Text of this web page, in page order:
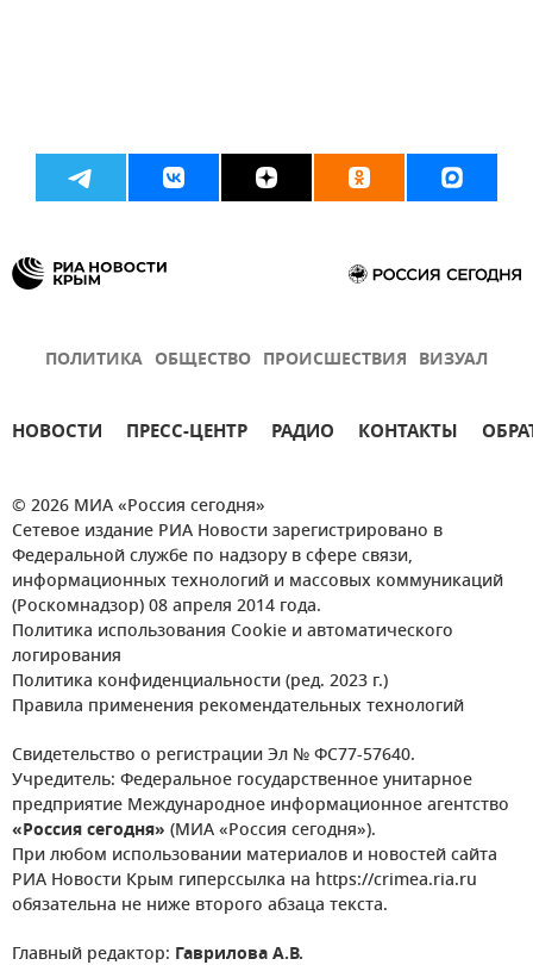
ПОЛИТИКА ОБЩЕСТВО ПРОИСШЕСТВИЯ ВИЗУАЛ
НОВОСТИ ПРЕСС-ЦЕНТР РАДИО КОНТАКТЫ
© 2026 МИА «Россия сегодня»
Сетевое издание РИА Новости зарегистрировано в
Федеральной службе по надзору в сфере связи,
информационных технологий и массовых коммуникаций
(Роскомнадзор) 08 апреля 2014 года.
Политика использования Cookie и автоматического
логирования
Политика конфиденциальности (ред. 2023 г.)
Правила применения рекомендательных технологий
Свидетельство о регистрации Эл № ФС77-57640.
Учредитель: Федеральное государственное унитарное
предприятие Международное информационное агентство
«Россия сегодня» (МИА «Россия сегодня»).
При любом использовании материалов и новостей сайта
РИА Новости Крым гиперссылка на https://crimea.ria.ru
обязательна не ниже второго абзаца текста.
Главный редактор: Гаврилова А.В.